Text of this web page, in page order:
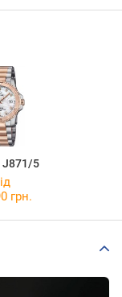
J871/5
грн.